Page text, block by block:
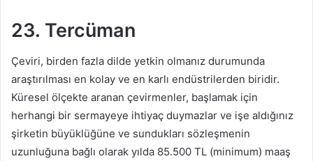
23. Tercüman
Çeviri, birden fazla dilde yetkin olmanız durumunda
araştırılması en kolay ve en karlı endüstrilerden biridir.
Küresel ölçekte aranan çevirmenler, başlamak için
herhangi bir sermayeye ihtiyaç duymazlar ve işe aldığınız
şirketin büyüklüğüne ve sundukları sözleşmenin
uzunluğuna bağlı olarak yılda 85.500 TL (minimum) maaş